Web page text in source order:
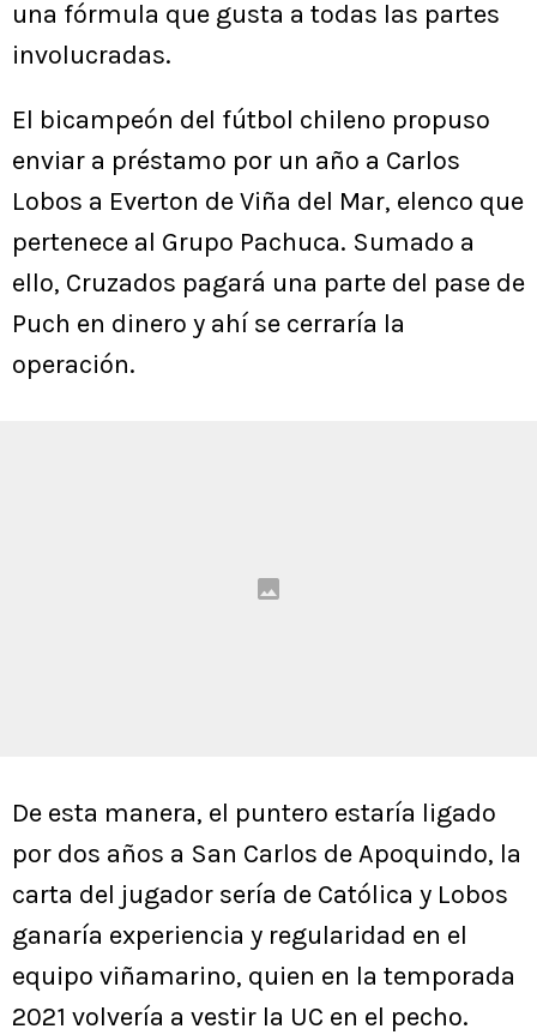
una fórmula que gusta a todas las partes
involucradas.
El bicampeón del fútbol chileno propuso
enviar a préstamo por un año a Carlos
Lobos a Everton de Viña del Mar, elenco que
pertenece al Grupo Pachuca. Sumado a
ello, Cruzados pagará una parte del pase de
Puch en dinero y ahí se cerraría la
operación.
De esta manera, el puntero estaría ligado
por dos años a San Carlos de Apoquindo, la
carta del jugador sería de Católica y Lobos
ganaría experiencia y regularidad en el
equipo viñamarino, quien en la temporada
2021 volvería a vestir la UC en el pecho.